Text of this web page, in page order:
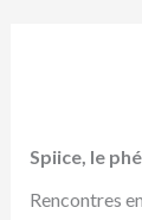
Spiice, le
Rencontres